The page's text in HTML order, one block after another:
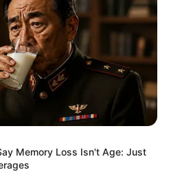
Memory Loss Isn't Age: Just